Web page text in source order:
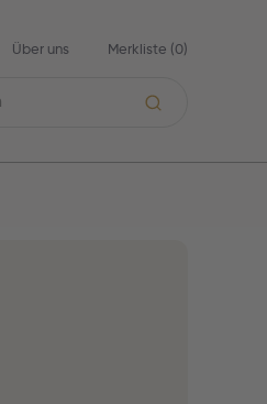
Über uns Merkliste (0)